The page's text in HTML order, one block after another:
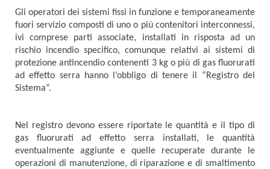
Gli operatori dei sistemi fissi in funzione e temporaneamente
fuori servizio composti di uno o più contenitori interconnessi,
ivi comprese parti associate, installati in risposta ad un
rischio incendio specifico, comunque relativi ai sistemi di
protezione antincendio contenenti 3 kg o più di gas fluorurati
ad effetto serra hanno l’obbligo di tenere il “Registro del
Sistema”.
Nel registro devono essere riportate le quantità e il tipo di
gas fluorurati ad effetto serra installati, le quantità
eventualmente aggiunte e quelle recuperate durante le
operazioni di manutenzione, di riparazione e di smaltimento